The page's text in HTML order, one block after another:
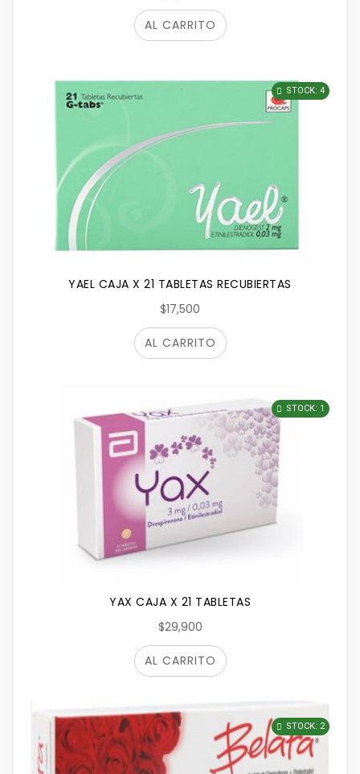
AL CARRITO
YAEL CAJA X 21 TABLETAS RECUBIERTAS
$17,500
STOCK: 4
AL CARRITO
YAX CAJA X 21 TABLETAS
$29,900
STOCK: 1
AL CARRITO
STOCK: 2